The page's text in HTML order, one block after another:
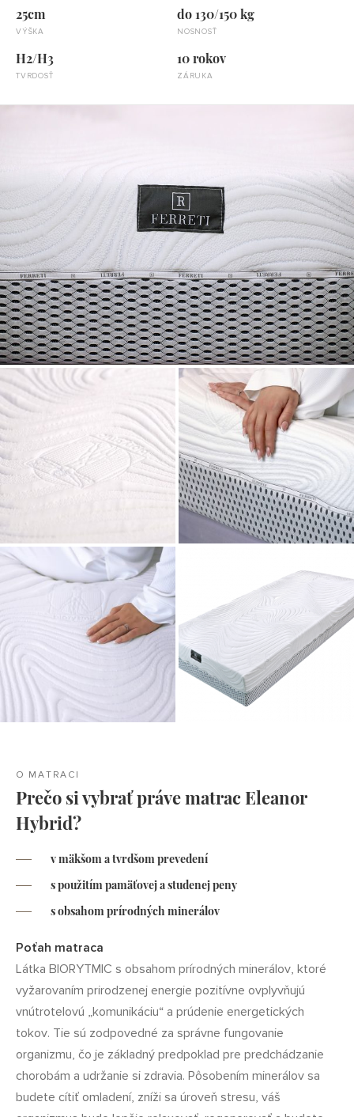
VÝŠKA
25cm
NOSNOSŤ
do 130/150 kg
TVRDOSŤ
H2/H3
ZÁRUKA
10 rokov
O MATRACI
Prečo si vybrať práve matrac Eleanor
Hybrid?
v mäkšom a tvrdšom prevedení
s použitím pamäťovej a studenej peny
s obsahom prírodných minerálov
Poťah matraca
Látka BIORYTMIC s obsahom prírodných minerálov, ktoré
vyžarovaním prirodzenej energie pozitívne ovplyvňujú
vnútrotelovú „komunikáciu“ a prúdenie energetických
tokov. Tie sú zodpovedné za správne fungovanie
organizmu, čo je základný predpoklad pre predchádzanie
chorobám a udržanie si zdravia. Pôsobením minerálov sa
budete cítiť omladení, zníži sa úroveň stresu, váš